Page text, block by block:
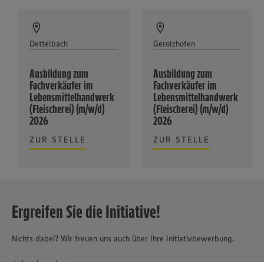
Dettelbach
Ausbildung zum
Fachverkäufer im
Lebensmittelhandwerk
(Fleischerei) (m/w/d)
2026
ZUR STELLE
Gerolzhofen
Ausbildung zum
Fachverkäufer im
Lebensmittelhandwerk
(Fleischerei) (m/w/d)
2026
ZUR STELLE
Ergreifen Sie die Initiative!
Nichts dabei? Wir freuen uns auch über Ihre Initiativbewerbung.